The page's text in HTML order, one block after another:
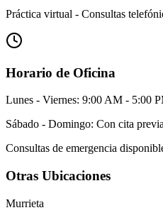
Práctica virtual - Consultas
Horario de Oficina
Lunes - Viernes: 9:00 AM - 5:00
Sábado - Domingo: Con cita previa
Consultas de emergencia
Otras Ubicaciones
Murrieta